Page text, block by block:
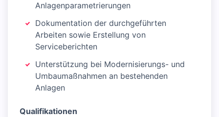
Anlagenparametrierungen
Dokumentation der durchgeführten
Arbeiten sowie Erstellung von
Serviceberichten
Unterstützung bei Modernisierungs- und
Umbaumaßnahmen an bestehenden
Anlagen
Qualifikationen